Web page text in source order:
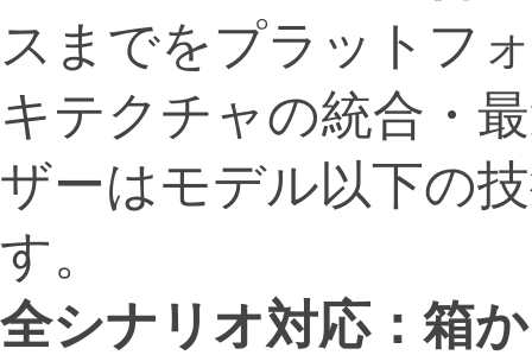
スまでをプラットフ
キテクチャの統合・
ザーはモデル以下の
す。
全シナリオ対応：箱